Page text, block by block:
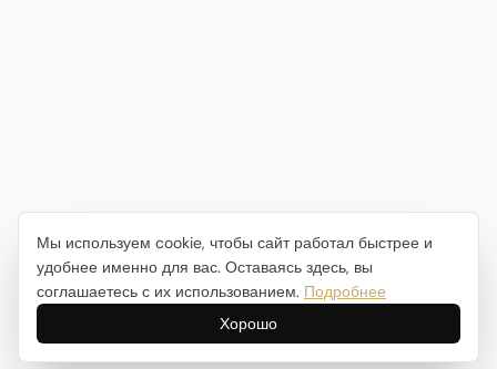
Мы используем cookie, чтобы сайт работал быстрее и
удобнее именно для вас. Оставаясь здесь, вы
соглашаетесь с их использованием. Подробнее
Хорошо